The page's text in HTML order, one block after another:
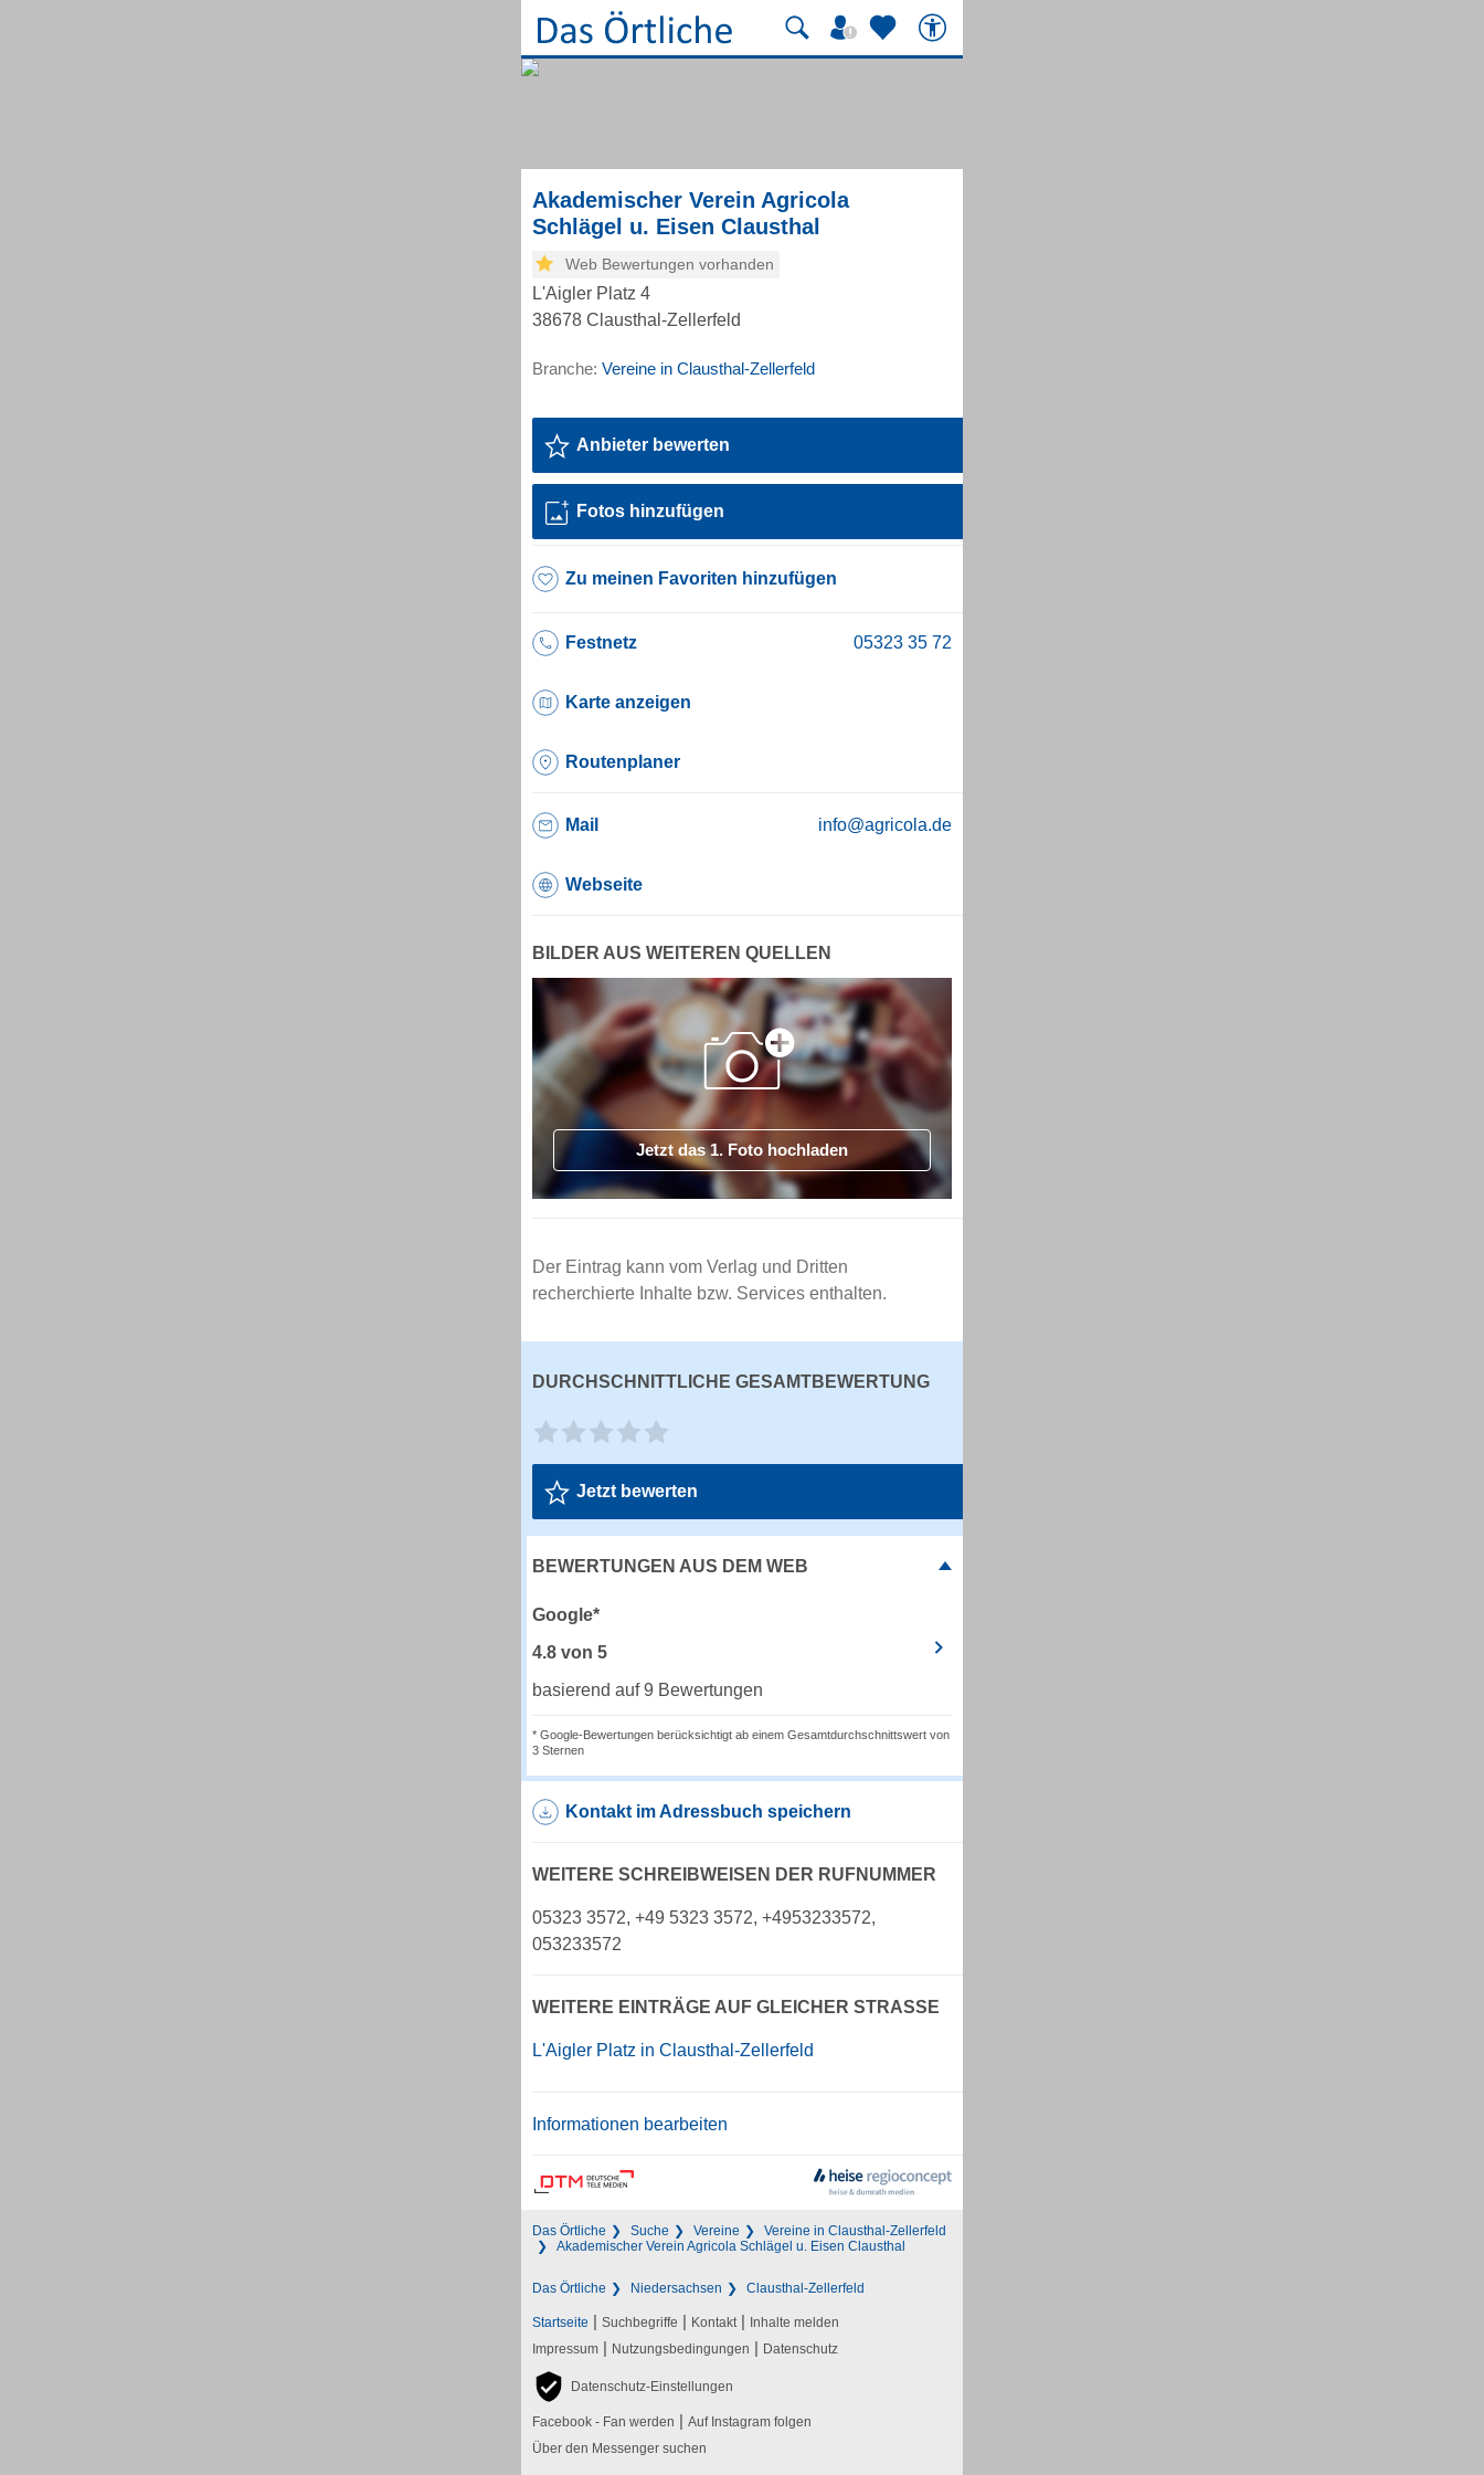
Akademischer Verein Agricola
Schlägel u. Eisen Clausthal
Web Bewertungen vorhanden
L'Aigler Platz 4
38678 Clausthal-Zellerfeld
Branche: Vereine in Clausthal-Zellerfeld
Anbieter bewerten
Fotos hinzufügen
Zu meinen Favoriten hinzufügen
Festnetz
Karte anzeigen
Routenplaner
Mail info@agricola.de
Webseite
BILDER AUS WEITEREN QUELLEN
Jetzt das 1. Foto hochladen
Der Eintrag kann vom Verlag und Dritten
recherchierte Inhalte bzw. Services enthalten.
DURCHSCHNITTLICHE GESAMTBEWERTUNG
Jetzt bewerten
BEWERTUNGEN AUS DEM WEB
Google*
4.8 von 5
basierend auf 9 Bewertungen
* Google-Bewertungen berücksichtigt ab einem Gesamtdurchschnittswert von
3 Sternen
Kontakt im Adressbuch speichern
WEITERE SCHREIBWEISEN DER RUFNUMMER
05323 3572, +49 5323 3572, +4953233572,
053233572
WEITERE EINTRÄGE AUF GLEICHER STRASSE
L'Aigler Platz in Clausthal-Zellerfeld
Informationen bearbeiten
Das Örtliche Suche Vereine
Vereine in Clausthal-Zellerfeld
Akademischer Verein Agricola Schlägel u. Eisen Clausthal
Das Örtliche Niedersachsen Clausthal-Zellerfeld
Startseite | Suchbegriffe | Kontakt | Inhalte melden
Impressum | Nutzungsbedingungen | Datenschutz
Datenschutz-Einstellungen
Facebook - Fan werden | Auf Instagram folgen
Über den Messenger suchen